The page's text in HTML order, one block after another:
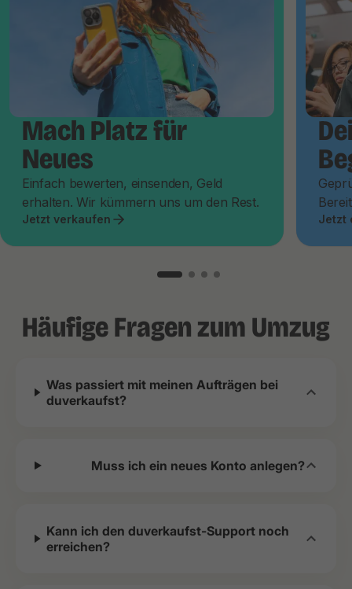
Mach Platz für
Neues
Einfach bewerten, einsenden, Geld
erhalten. Wir kümmern uns um den Rest.
Jetzt verkaufen Jetzt
Häufige Fragen zum Umzug
Was passiert mit meinen Aufträgen bei
duverkaufst?
Muss ich ein neues Konto anlegen?
Kann ich den duverkaufst-Support noch
erreichen?